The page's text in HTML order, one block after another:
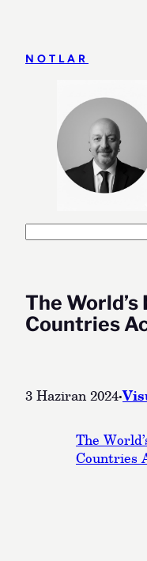
NOTLAR
The World’s
Countries
3 Haziran 2024·
The
Countries